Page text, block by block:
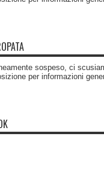
sospeso, ci
per informazioni